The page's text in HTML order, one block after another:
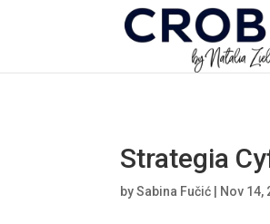
Strategia
bySabina Fučić Nov 14,